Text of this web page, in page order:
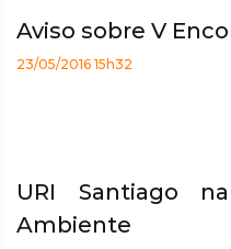
Aviso sobre V
23/05/2016 15h32
URI Santiago
Ambiente